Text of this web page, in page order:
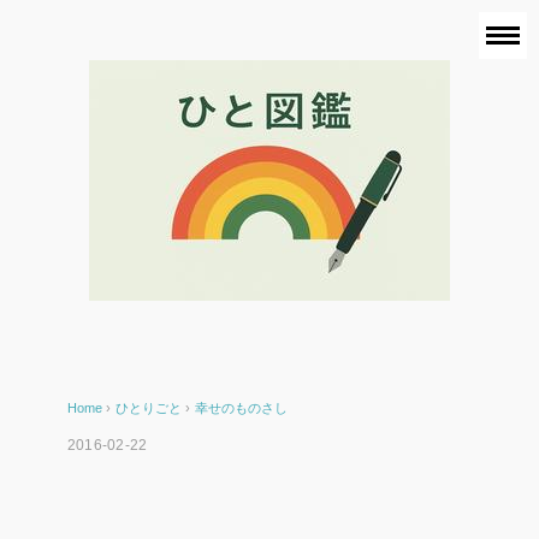
Home › ひとりごと › 幸せのものさし
2016-02-22